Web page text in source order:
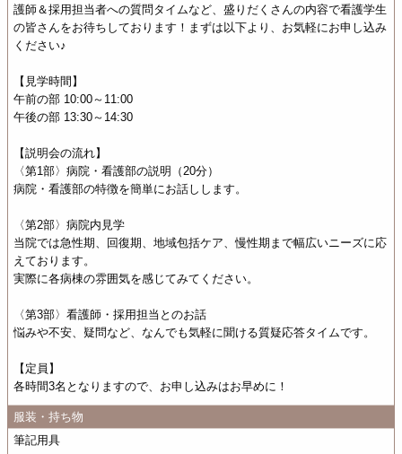
護師＆採用担当者への質問タイムなど、盛りだくさんの内容で看護学生
の皆さんをお待ちしております！まずは以下より、お気軽にお申し込み
ください♪
【見学時間】
午前の部 10:00～11:00
午後の部 13:30～14:30
【説明会の流れ】
〈第1部〉病院・看護部の説明（20分）
病院・看護部の特徴を簡単にお話しします。
〈第2部〉病院内見学
当院では急性期、回復期、地域包括ケア、慢性期まで幅広いニーズに応
えております。
実際に各病棟の雰囲気を感じてみてください。
〈第3部〉看護師・採用担当とのお話
悩みや不安、疑問など、なんでも気軽に聞ける質疑応答タイムです。
【定員】
各時間3名となりますので、お申し込みはお早めに！
服装・持ち物
筆記用具